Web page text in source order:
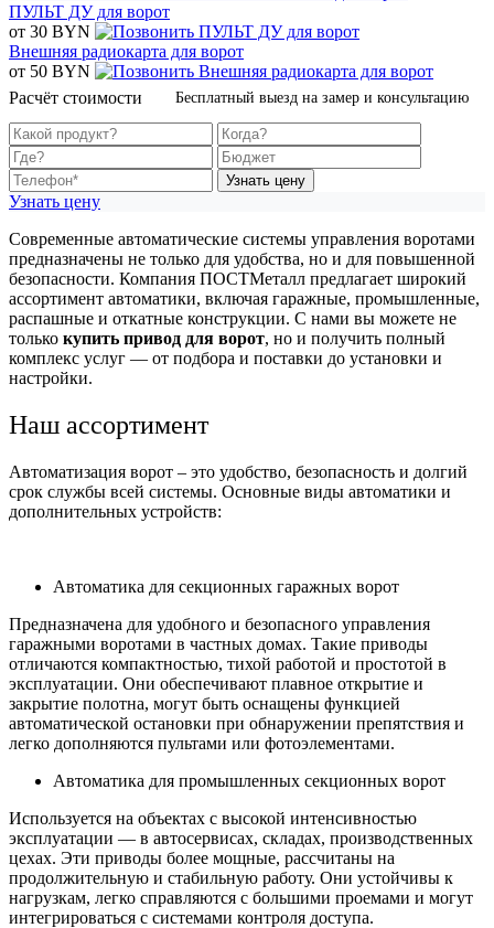
ПУЛЬТ ДУ для ворот
от 30 BYN
Внешняя радиокарта для ворот
от 50 BYN
Расчёт стоимости
Бесплатный выезд на замер и консультацию
Узнать цену
Узнать цену
Современные автоматические системы управления воротами
предназначены не только для удобства, но и для повышенной
безопасности. Компания ПОСТМеталл предлагает широкий
ассортимент автоматики, включая гаражные, промышленные,
распашные и откатные конструкции. С нами вы можете не
только купить привод для ворот, но и получить полный
комплекс услуг — от подбора и поставки до установки и
настройки.
Наш ассортимент
Автоматизация ворот – это удобство, безопасность и долгий
срок службы всей системы. Основные виды автоматики и
дополнительных устройств:
Автоматика для секционных гаражных ворот
Предназначена для удобного и безопасного управления
гаражными воротами в частных домах. Такие приводы
отличаются компактностью, тихой работой и простотой в
эксплуатации. Они обеспечивают плавное открытие и
закрытие полотна, могут быть оснащены функцией
автоматической остановки при обнаружении препятствия и
легко дополняются пультами или фотоэлементами.
Автоматика для промышленных секционных ворот
Используется на объектах с высокой интенсивностью
эксплуатации — в автосервисах, складах, производственных
цехах. Эти приводы более мощные, рассчитаны на
продолжительную и стабильную работу. Они устойчивы к
нагрузкам, легко справляются с большими проемами и могут
интегрироваться с системами контроля доступа.